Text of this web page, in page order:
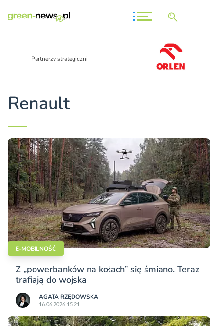
Partnerzy strategiczni
Renault
E-MOBILNOŚĆ
Z „powerbanków na kołach” się śmiano. Teraz
trafiają do wojska
AGATA RZĘDOWSKA
16.06.2026 15:21